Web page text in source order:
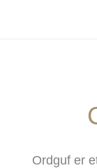
Ordguf er